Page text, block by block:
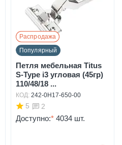
Распродажа
Популярный
Петля мебельная Titus
S-Type i3 угловая (45гр)
110/48/18 ...
КОД: 242-0H17-650-00
5 2
Доступно:* 4034 шт.